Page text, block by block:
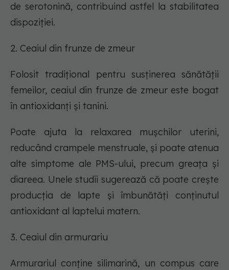
de serotonină, contribuind astfel la stabilitatea
dispoziției.
2. Ceaiul din frunze de zmeur
Folosit tradițional pentru susținerea sănătății
femeilor, ceaiul din frunze de zmeur este bogat
în antioxidanți și tanini.
Poate ajuta la relaxarea mușchilor uterini,
reducând crampele menstruale, și poate atenua
alte simptome ale PMS-ului, precum greața și
diareea. Unele studii sugerează că poate crește
producția de lapte și îmbunătăți conținutul
antioxidant al laptelui matern.
3. Ceaiul din armurariu
Armurariul conține silimarină, un compus care